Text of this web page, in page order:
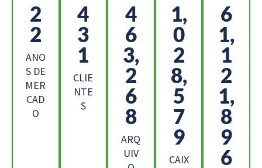
2
5
ANO
S DE
MER
CAD
O
4
8
8
CLIE
NTE
S
5
2
4,
5
8
9
ARQ
UIV
1,
1
6
4,
7
2
7
CAIX
6
9,
2
1
2,
2
9
6